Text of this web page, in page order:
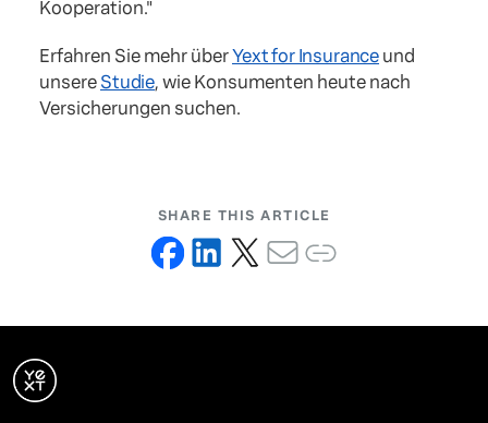
Kooperation."
Erfahren Sie mehr überYext for Insuranceund
unsereStudie, wie Konsumenten heute nach
Versicherungen suchen.
SHARE THIS ARTICLE